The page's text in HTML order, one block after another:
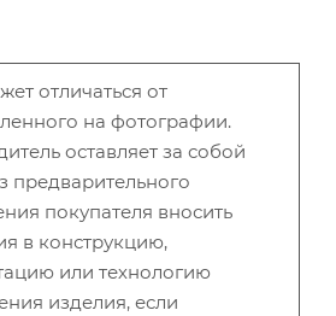
отличаться от
на фотографии.
оставляет за собой
предварительного
покупателя вносить
в конструкцию,
или технологию
изделия, если